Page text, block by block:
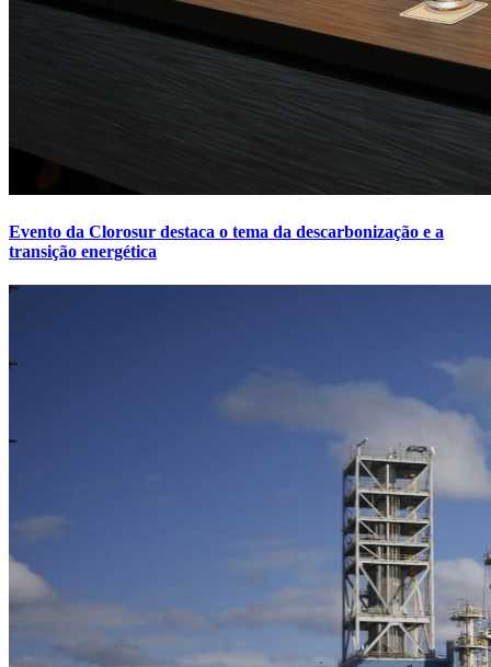
Evento da Clorosur destaca o tema da descarbonização e a
transição energética